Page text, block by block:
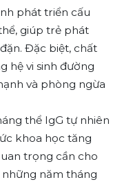
phát triển cấu
giúp trẻ phát
Đặc biệt, chất
hệ vi sinh đường
và phòng ngừa
thể IgG tự nhiên
khoa học tăng
trọng cần cho
năm tháng